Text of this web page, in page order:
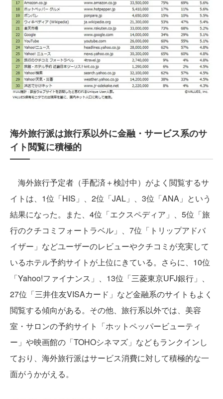
海外旅行派は旅行系以外に金融・サービス系のサ
イト閲覧に積極的
海外旅行予定者（手配済＋検討中）がよく閲覧するサ
イトは、1位「HIS」、2位「JAL」、3位「ANA」という
結果になった。また、4位「エクスペディア」、5位「旅
行のクチコミフォートラベル」、7位「トリップアドバ
イザー」などユーザーのレビューやクチコミが充実して
いるホテル予約サイトが上位にきている。さらに、10位
「Yahoo!ファイナンス」、13位「三菱東京UFJ銀行」、
27位「三井住友VISAカード」など金融系のサイトもよく
閲覧する傾向がある。その他、旅行系以外では、美容
室・サロンの予約サイト「ホットペッパービューティ
ー」や映画館の「TOHOシネマズ」などもランクインし
ており、海外旅行派はサービス消費に対して積極的な一
面がうかがえる。